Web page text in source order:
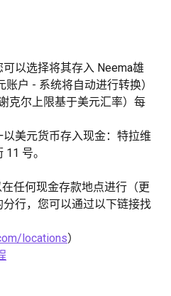
可以选择将其存入 Neema雄
户 - 系统将自动进行转换）
克尔上限基于美元汇率）每
美元货币存入现金：特拉维
号。
任何现金存款地点进行（更
行，您可以通过以下链接找
locations）